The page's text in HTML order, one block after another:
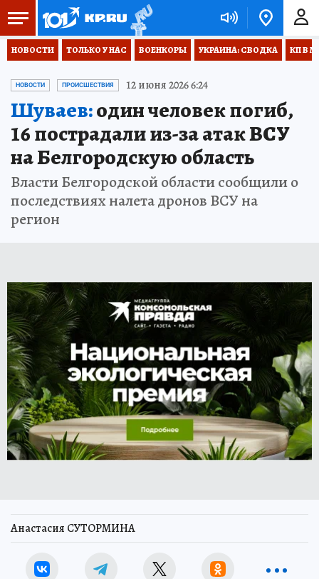
НОВОСТИ ТОЛЬКО У НАС ВОЕНКОРЫ УКРАИНА: СВОДКА КП В
НОВОСТИ ПРОИСШЕСТВИЯ 12 июня 2026 6:24
Шуваев:один человек погиб,
16 пострадали из-за атак ВСУ
на Белгородскую область
Власти Белгородской области сообщили о
последствиях налета дронов ВСУ на
регион
Анастасия СУТОРМИНА